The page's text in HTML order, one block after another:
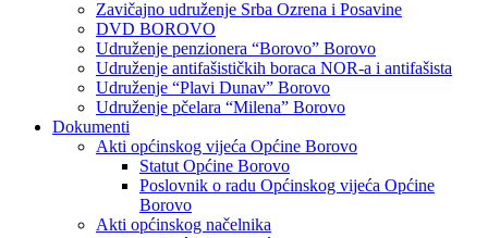
Zavičajno udruženje Srba Ozrena i Posavine
DVD BOROVO
Udruženje penzionera “Borovo” Borovo
Udruženje antifašističkih boraca NOR-a i antifašista
Udruženje “Plavi Dunav” Borovo
Udruženje pčelara “Milena” Borovo
Dokumenti
Akti općinskog vijeća Općine Borovo
Statut Općine Borovo
Poslovnik o radu Općinskog vijeća Općine
Borovo
Akti općinskog načelnika